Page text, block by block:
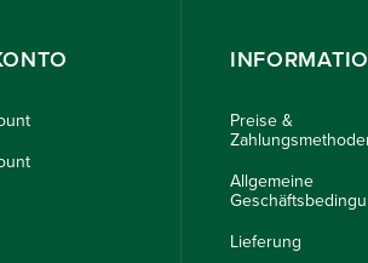
Preise &
Allgemeine
Lieferung